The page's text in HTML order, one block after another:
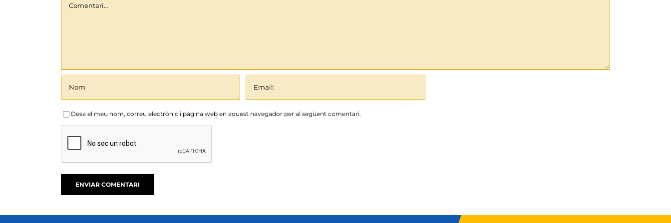
Desa el meu nom, correu electrònic i pàgina web en aquest navegador per al següent comentari.